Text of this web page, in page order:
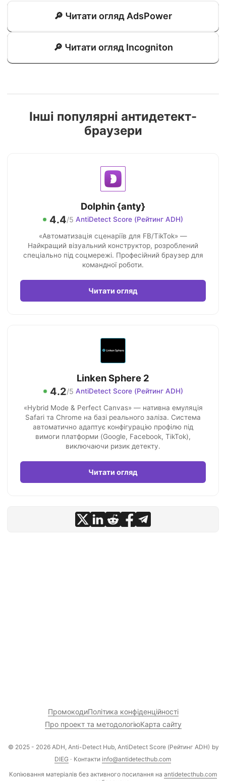
🔎 Читати огляд AdsPower
🔎 Читати огляд Incogniton
Інші популярні антидетект-
браузери
Dolphin {anty}
4.4/5 AntiDetect Score (Рейтинг ADH)
«Автоматизація сценаріїв для FB/TikTok» —
Найкращий візуальний конструктор, розроблений
спеціально під соцмережі. Професійний браузер для
командної роботи.
Читати огляд
Linken Sphere 2
4.2/5 AntiDetect Score (Рейтинг ADH)
«Hybrid Mode & Perfect Canvas» — нативна емуляція
Safari та Chrome на базі реального заліза. Система
автоматично адаптує конфігурацію профілю під
вимоги платформи (Google, Facebook, TikTok),
виключаючи ризик детекту.
Читати огляд
ПромокодиПолітика конфіденційності
Про проект та методологіюКарта сайту
© 2025 - 2026 ADH, Anti-Detect Hub, AntiDetect Score (Рейтинг ADH) by
DIEG · Контакти info@antidetecthub.com
Копіювання матеріалів без активного посилання на antidetecthub.com